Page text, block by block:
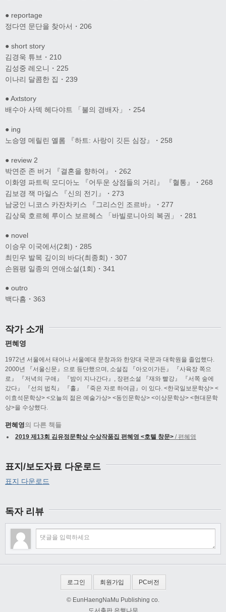
● reportage
정다연 문단을 찾아서・206
● short story
김경욱 튜브・210
김성중 레오니・225
이나리 달콤한 집・239
● Axtstory
배수아 사덱 헤다야트 「불의 경배자」・254
● ing
노승영 메릴린 옐롬 『하트: 사랑이 깃든 심장』・258
● review 2
박연준 존 버거 『결혼을 향하여』・262
이화영 파트릭 모디아노 『어두운 상점들의 거리』 『혈통』・268
김보경 잭 마일스 『신의 전기』・273
남궁인 니코스 카잔차키스 『그리스인 조르바』・277
김상욱 호르헤 루이스 보르헤스 「바빌로니아의 복권」・281
● novel
이승우 이국에서(2회)・285
최민우 발목 깊이의 바다(최종회)・307
손원평 일종의 연애소설(1회)・341
● outro
백다흠・363
작가 소개
편혜영
1972년 서울에서 태어나 서울예대 문창과와 한양대 국문과 대학원을 졸업했다.
2000년 『서울신문』으로 등단했으며, 소설집 『아오이가든』 『사육장 쪽으
로』 『저녁의 구애』 『밤이 지나간다』, 장편소설 『재와 빨강』 『서쪽 숲에
갔다』 『선의 법칙』 『홀』 『죽은 자로 하여금』이 있다. <한국일보문학상> <
이효석문학상> <오늘의 젊은 예술가상> <동인문학상> <이상문학상> <현대문학
상>을 수상했다.
편혜영의 다른 책들
2019 제13회 김유정문학상 수상작품집 편혜영 <호텔 창문> / 편혜영
표지/보도자료 다운로드
표지 다운로드
독자 리뷰
로그인 회원가입 PC버전
© EunHaengNaMu Publishing co.
도서출판 은행나무